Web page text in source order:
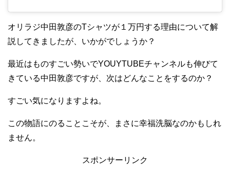
オリラジ中田敦彦のTシャツが１万円する理由について解
説してきましたが、いかがでしょうか？
最近はものすごい勢いでYOUYTUBEチャンネルも伸びて
きている中田敦彦ですが、次はどんなことをするのか？
すごい気になりますよね。
この物語にのることこそが、まさに幸福洗脳なのかもしれ
ません。
スポンサーリンク